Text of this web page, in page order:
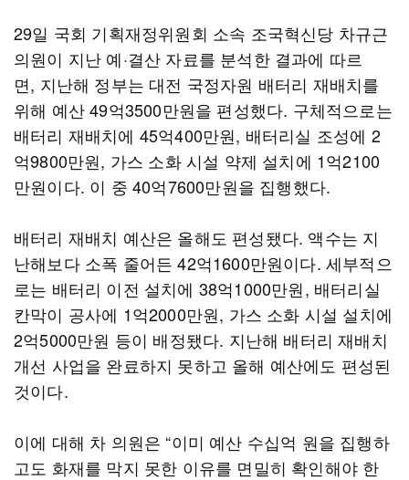
29일 국회 기획재정위원회 소속 조국혁신당 차규근
의원이 지난 예·결산 자료를 분석한 결과에 따르
면, 지난해 정부는 대전 국정자원 배터리 재배치를
위해 예산 49억3500만원을 편성했다. 구체적으로는
배터리 재배치에 45억400만원, 배터리실 조성에 2
억9800만원, 가스 소화 시설 약제 설치에 1억2100
만원이다. 이 중 40억7600만원을 집행했다.
배터리 재배치 예산은 올해도 편성됐다. 액수는 지
난해보다 소폭 줄어든 42억1600만원이다. 세부적으
로는 배터리 이전 설치에 38억1000만원, 배터리실
칸막이 공사에 1억2000만원, 가스 소화 시설 설치에
2억5000만원 등이 배정됐다. 지난해 배터리 재배치
개선 사업을 완료하지 못하고 올해 예산에도 편성된
것이다.
이에 대해 차 의원은 “이미 예산 수십억 원을 집행하
고도 화재를 막지 못한 이유를 면밀히 확인해야 한